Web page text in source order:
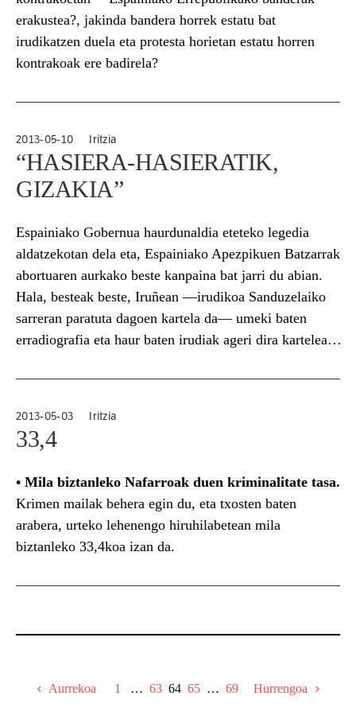
erakustea?, jakinda bandera horrek estatu bat
irudikatzen duela eta protesta horietan estatu horren
kontrakoak ere badirela?
2013-05-10 Iritzia
“HASIERA-HASIERATIK,
GIZAKIA”
Espainiako Gobernua haurdunaldia eteteko legedia
aldatzekotan dela eta, Espainiako Apezpikuen Batzarrak
abortuaren aurkako beste kanpaina bat jarri du abian.
Hala, besteak beste, Iruñean —irudikoa Sanduzelaiko
sarreran paratuta dagoen kartela da— umeki baten
erradiografia eta haur baten irudiak ageri dira kartelean.
irakur daiteke; abortua haur baten erailketarekin lotzen
2013-05-03 Iritzia
33,4
• Mila biztanleko Nafarroak duen kriminalitate tasa.
Krimen mailak behera egin du, eta txosten baten
arabera, urteko lehenengo hiruhilabetean mila
biztanleko 33,4koa izan da.
Aurrekoa 1 … 63 64 65 … 69 Hurrengoa